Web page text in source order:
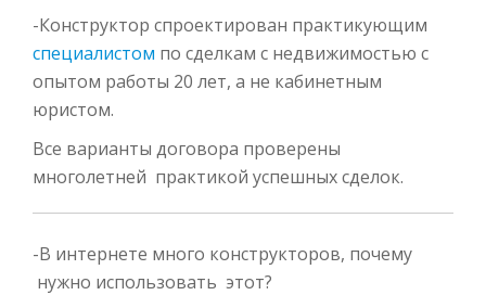
-Конструктор спроектирован практикующим
специалистом по сделкам с недвижимостью с
опытом работы 20 лет, а не кабинетным
юристом.
Все варианты договора проверены
многолетней практикой успешных сделок.
-В интернете много конструкторов, почему
нужно использовать этот?